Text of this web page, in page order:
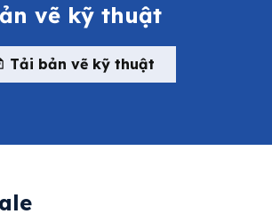
vẽ kỹ thuật
Tải bản vẽ kỹ thuật